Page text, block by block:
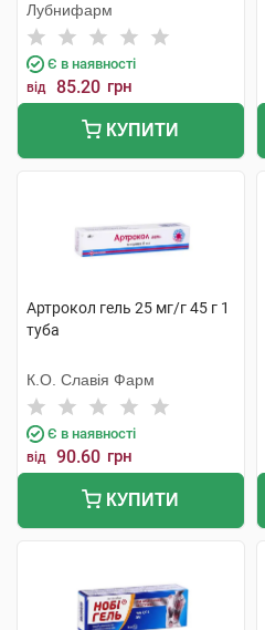
Лубнифарм
Є в наявності
від 85.20 грн
КУПИТИ
Артрокол гель 25 мг/г 45 г 1
туба
К.О. Славія Фарм
Є в наявності
від 90.60 грн
КУПИТИ